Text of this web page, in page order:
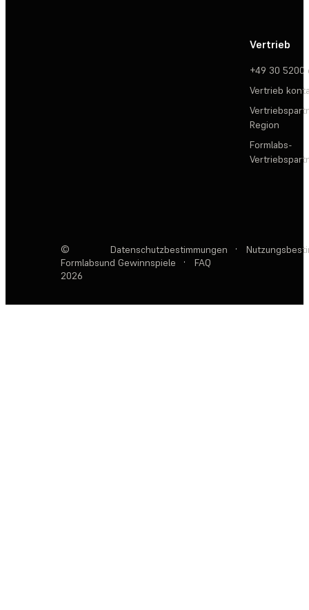
Vertrieb
+49 30 5200
Vertrieb
Region
Formlabs-
©
Formlabs
2026
Datenschutzbestimmungen ·
und Gewinnspiele
· FAQ